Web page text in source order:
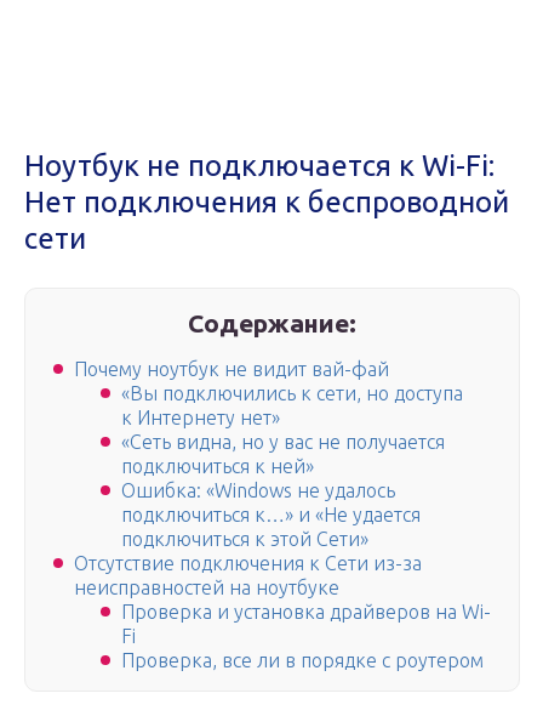
Ноутбук не подключается к Wi-Fi:
Нет подключения к беспроводной
сети
Содержание:
Почему ноутбук не видит вай-фай
«Вы подключились к сети, но доступа
к Интернету нет»
«Сеть видна, но у вас не получается
подключиться к ней»
Ошибка: «Windows не удалось
подключиться к…» и «Не удается
подключиться к этой Сети»
Отсутствие подключения к Сети из-за
неисправностей на ноутбуке
Проверка и установка драйверов на Wi-
Fi
Проверка, все ли в порядке с роутером